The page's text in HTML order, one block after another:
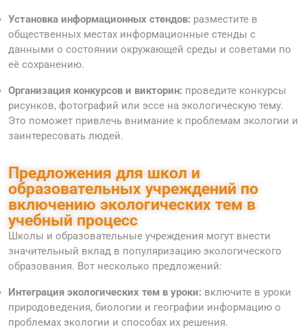
Установка информационных стендов: разместите в
общественных местах информационные стенды с
данными о состоянии окружающей среды и советами по
её сохранению.
Организация конкурсов и викторин: проведите конкурсы
рисунков, фотографий или эссе на экологическую тему.
Это поможет привлечь внимание к проблемам экологии и
заинтересовать людей.
Предложения для школ и
образовательных учреждений по
включению экологических тем в
учебный процесс
Школы и образовательные учреждения могут внести
значительный вклад в популяризацию экологического
образования. Вот несколько предложений:
Интеграция экологических тем в уроки: включите в уроки
природоведения, биологии и географии информацию о
проблемах экологии и способах их решения.